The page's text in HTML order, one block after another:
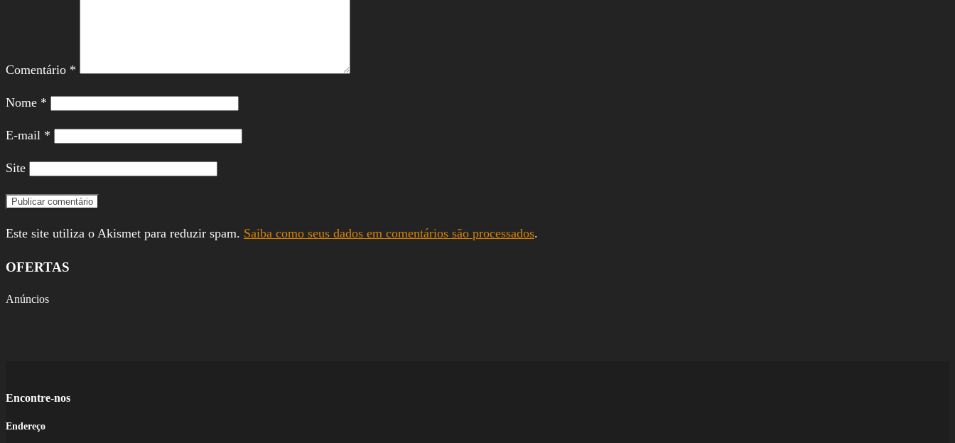
Comentário *
Nome *
E-mail *
Site
Este site utiliza o Akismet para reduzir spam. Saiba como seus dados em comentários são processados.
OFERTAS
Anúncios
Encontre-nos
Endereço